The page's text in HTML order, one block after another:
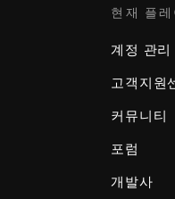
현재 플레
계정 관리
고객지원
커뮤니티
포럼
개발사